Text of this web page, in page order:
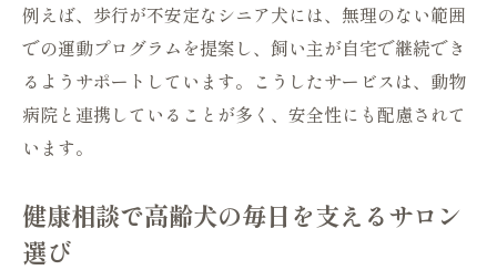
例えば、歩行が不安定なシニア犬には、無理のない範囲
での運動プログラムを提案し、飼い主が自宅で継続でき
るようサポートしています。こうしたサービスは、動物
病院と連携していることが多く、安全性にも配慮されて
います。
健康相談で高齢犬の毎日を支えるサロン
選び